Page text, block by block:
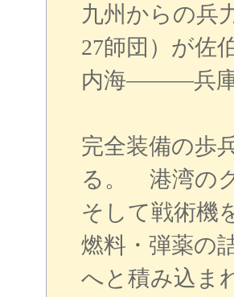
九州からの兵
27師団）が佐
内海―――兵庫
完全装備の歩
る。 港湾の
そして戦術機
燃料・弾薬の
へと積み込ま